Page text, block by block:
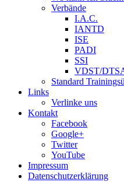
Verbände
I.A.C.
IANTD
ISE
PADI
SSI
VDST/
Standard
Links
Verlinke uns
Kontakt
Facebook
Google+
Twitter
YouTube
Impressum
Datenschutzerklärung